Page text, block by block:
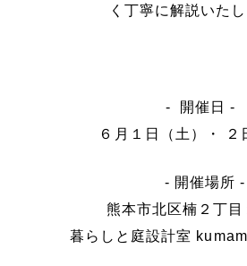
く丁寧に解説いたし
- 開催日 -
６月１日（土）・ ２
- 開催場所 -
熊本市北区楠２丁目
暮らしと庭設計室